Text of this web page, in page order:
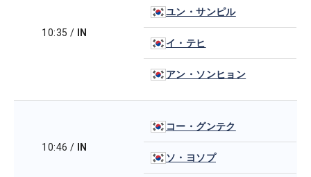
10:35 / IN
ユン・サンピル
イ・テヒ
アン・ソンヒョン
10:46 / IN
コー・グンテク
ソ・ヨソプ